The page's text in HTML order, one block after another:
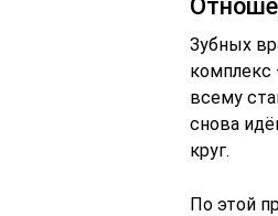
Зубных
комплекс
всему
снова
круг.
По этой